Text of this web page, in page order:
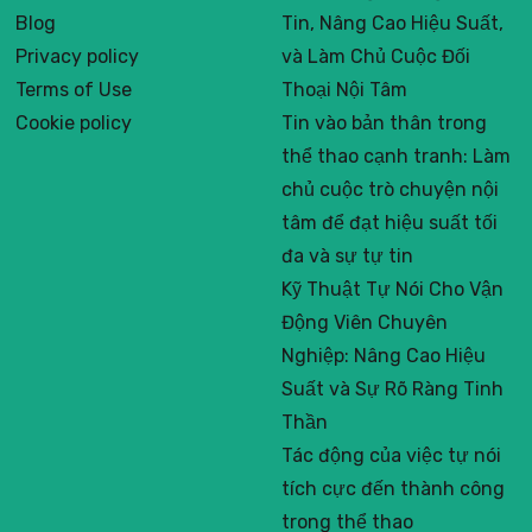
Blog
Privacy policy
Terms of Use
Cookie policy
Tin, Nâng Cao Hiệu Suất,
và Làm Chủ Cuộc Đối
Thoại Nội Tâm
Tin vào bản thân trong
thể thao cạnh tranh: Làm
chủ cuộc trò chuyện nội
tâm để đạt hiệu suất tối
đa và sự tự tin
Kỹ Thuật Tự Nói Cho Vận
Động Viên Chuyên
Nghiệp: Nâng Cao Hiệu
Suất và Sự Rõ Ràng Tinh
Thần
Tác động của việc tự nói
tích cực đến thành công
trong thể thao